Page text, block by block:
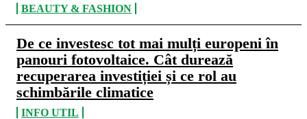
BEAUTY & FASHION
De ce investesc tot mai mulți europeni în
panouri fotovoltaice. Cât durează
recuperarea investiției și ce rol au
schimbările climatice
INFO UTIL